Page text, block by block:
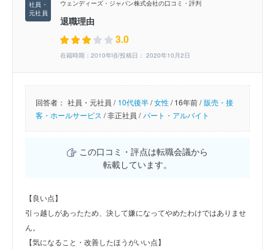
ウェンディーズ・ジャパン株式会社の口コミ・評判
退職理由
3.0
在籍時期：2010年頃/投稿日： 2020年10月2日
回答者： 社員・元社員 / 10代後半/女性/16年前 / 販売・接
客・ホールサービス /非正社員 / パート・アルバイト
この口コミ・評点は転職会議から
転載しています。
【良い点】
引っ越しがあったため、決して嫌になってやめたわけではありませ
ん。
【気になること・改善したほうがいい点】